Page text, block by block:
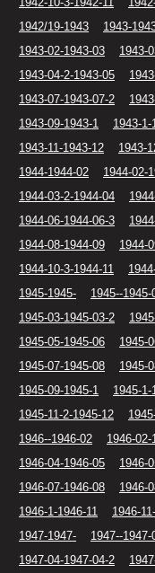
1942/19-1943
1943-
1943-02-1943-03
1943-
1943-04-2-1943-05
1943-07-1943-07-2
1943-09-1943-1
1943-1-
1943-11-1943-12
1943-
1944-1944-02
1944-02-
1944-03-2-1944-04
1944-06-1944-06-3
1944-08-1944-09
1944-
1944-10-3-1944-11
1945-1945-
1945--1945-
1945-03-1945-03-2
1945-05-1945-06
1945-
1945-07-1945-08
1945-
1945-09-1945-1
1945-1-
1945-11-2-1945-12
1946--1946-02
1946-02-
1946-04-1946-05
1946-
1946-07-1946-08
1946-
1946-1-1946-11
1946-
1947-1947-
1947--1947-
1947-04-1947-04-2